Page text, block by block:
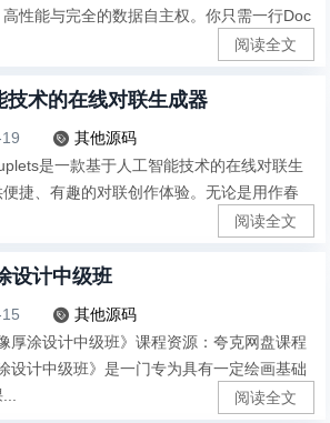
性能与完全的数据自主权。你只需一行Doc
阅读全文
技术的在线对联生成器
 其他源码
是一款基于人工智能技术的在线对联生
捷、有趣的对联创作体验。无论是用作春
阅读全文
设计中级班
 其他源码
厚涂设计中级班》课程资源：夸克网盘课程
设计中级班》是一门专为具有一定绘画基础
阅读全文